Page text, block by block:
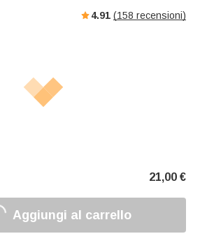
4.91 (158 recensioni)
21,00 €
Aggiungi al carrello